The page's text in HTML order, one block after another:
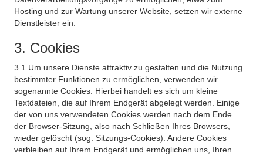
Hosting und zur Wartung unserer Website, setzen wir externe
Dienstleister ein.
3. Cookies
3.1 Um unsere Dienste attraktiv zu gestalten und die Nutzung
bestimmter Funktionen zu ermöglichen, verwenden wir
sogenannte Cookies. Hierbei handelt es sich um kleine
Textdateien, die auf Ihrem Endgerät abgelegt werden. Einige
der von uns verwendeten Cookies werden nach dem Ende
der Browser-Sitzung, also nach Schließen Ihres Browsers,
wieder gelöscht (sog. Sitzungs-Cookies). Andere Cookies
verbleiben auf Ihrem Endgerät und ermöglichen uns, Ihren